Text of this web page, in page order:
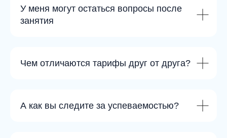
У меня могут остаться вопросы после
занятия
Чем отличаются тарифы друг от друга?
А как вы следите за успеваемостью?